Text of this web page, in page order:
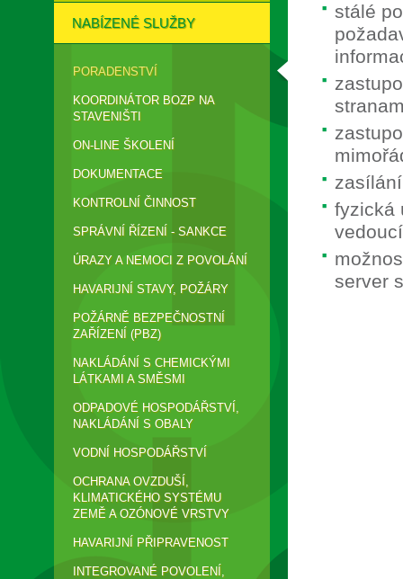
NABÍZENÉ SLUŽBY
PORADENSTVÍ
KOORDINÁTOR BOZP NA
STAVENIŠTI
ON-LINE ŠKOLENÍ
DOKUMENTACE
KONTROLNÍ ČINNOST
SPRÁVNÍ ŘÍZENÍ - SANKCE
ÚRAZY A NEMOCI Z POVOLÁNÍ
HAVARIJNÍ STAVY, POŽÁRY
POŽÁRNĚ BEZPEČNOSTNÍ
ZAŘÍZENÍ (PBZ)
NAKLÁDÁNÍ S CHEMICKÝMI
LÁTKAMI A SMĚSMI
ODPADOVÉ HOSPODÁŘSTVÍ,
NAKLÁDÁNÍ S OBALY
VODNÍ HOSPODÁŘSTVÍ
OCHRANA OVZDUŠÍ,
KLIMATICKÉHO SYSTÉMU
ZEMĚ A OZÓNOVÉ VRSTVY
HAVARIJNÍ PŘIPRAVENOST
INTEGROVANÉ POVOLENÍ,
stálé
fyzická
server